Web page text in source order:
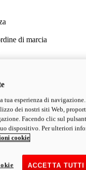
di marcia
di marcia
€ i
tua esperienza di
dei nostri siti Web,
Facendo clic sul
dispositivo. Per ulteriori
cookie
ACCETTA